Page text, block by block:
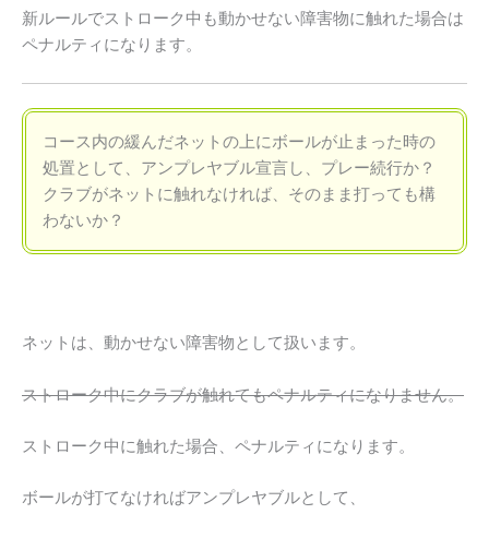
新ルールでストローク中も動かせない障害物に触れた場合は
ペナルティになります。
コース内の緩んだネットの上にボールが止まった時の
処置として、アンプレヤブル宣言し、プレー続行か？
クラブがネットに触れなければ、そのまま打っても構
わないか？
ネットは、動かせない障害物として扱います。
ストローク中にクラブが触れてもペナルティになりません。
ストローク中に触れた場合、ペナルティになります。
ボールが打てなければアンプレヤブルとして、